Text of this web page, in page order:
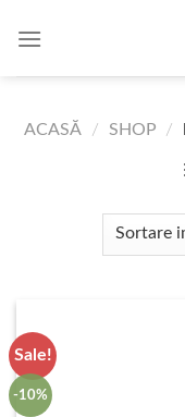
ACASĂ / SHOP /
Sale!
-10%